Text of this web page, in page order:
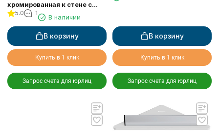
хромированная к стене с
двумя крючками
одноэтажная 10860M
5.0 1
В наличии
В корзину
Купить в 1 клик
Запрос счета для юрлиц
79260
В корзину
Купить в 1 клик
Запрос счета для юрлиц